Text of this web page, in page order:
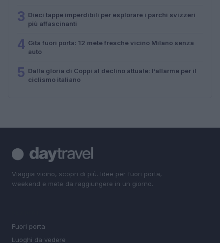
3 Dieci tappe imperdibili per esplorare i parchi svizzeri
più affascinanti
4 Gita fuori porta: 12 mete fresche vicino Milano senza
auto
5 Dalla gloria di Coppi al declino attuale: l’allarme per il
ciclismo italiano
Viaggia vicino, scopri di più. Idee per fuori porta,
weekend e mete da raggiungere in un giorno.
Fuori porta
Luoghi da vedere